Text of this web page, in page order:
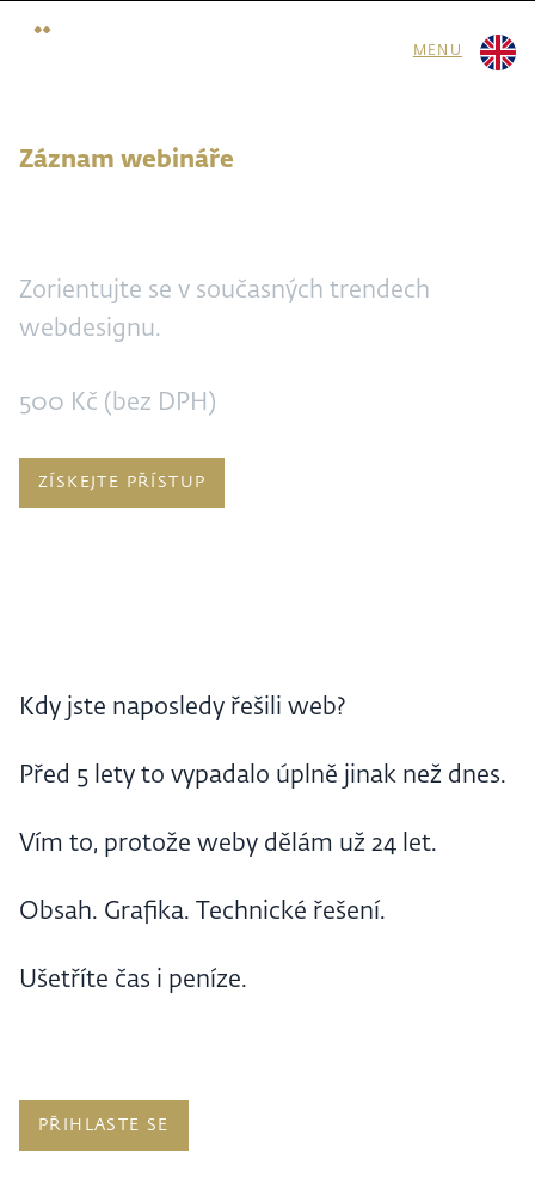
MENU
Záznam webináře
Zorientujte se v současných trendech
webdesignu.
500 Kč (bez DPH)
ZÍSKEJTE PŘÍSTUP
Kdy jste naposledy řešili web?
Před 5 lety to vypadalo úplně jinak než dnes.
Vím to, protože weby dělám už 24 let.
Obsah. Grafika. Technické řešení.
Ušetříte čas i peníze.
PŘIHLASTE SE